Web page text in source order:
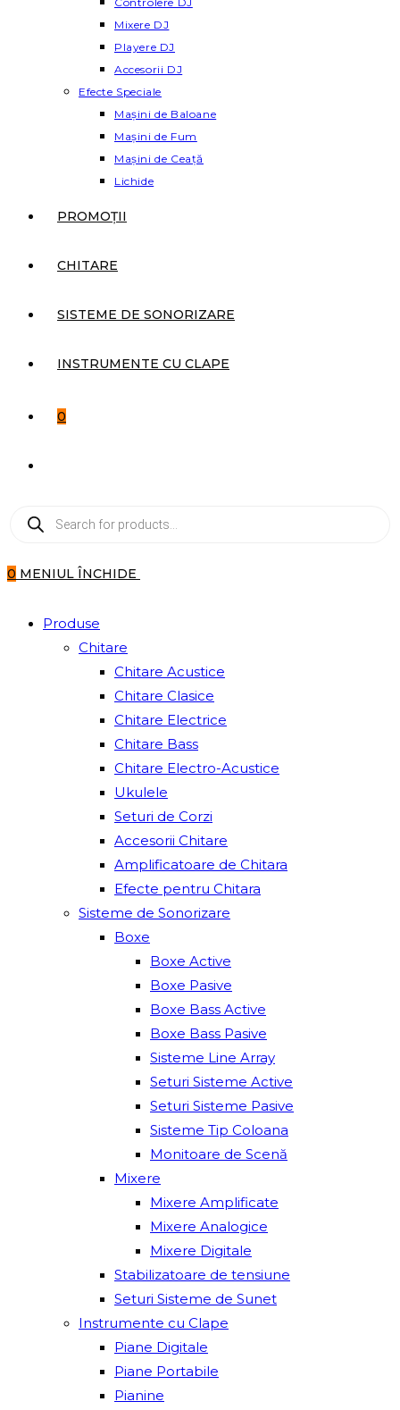
Mixere DJ
Playere DJ
Accesorii DJ
Efecte Speciale
Mașini de Baloane
Mașini de Fum
Mașini de Ceață
Lichide
PROMOȚII
CHITARE
SISTEME DE SONORIZARE
INSTRUMENTE CU CLAPE
0
SEARCH
search
0 MENIUL ÎNCHIDE
Produse
Chitare
Chitare Acustice
Chitare Clasice
Chitare Electrice
Chitare Bass
Chitare Electro-Acustice
Ukulele
Seturi de Corzi
Accesorii Chitare
Amplificatoare de Chitara
Efecte pentru Chitara
Sisteme de Sonorizare
Boxe
Boxe Active
Boxe Pasive
Boxe Bass Active
Boxe Bass Pasive
Sisteme Line Array
Seturi Sisteme Active
Seturi Sisteme Pasive
Sisteme Tip Coloana
Monitoare de Scenă
Mixere
Mixere Amplificate
Mixere Analogice
Mixere Digitale
Stabilizatoare de tensiune
Seturi Sisteme de Sunet
Instrumente cu Clape
Piane Digitale
Piane Portabile
Pianine